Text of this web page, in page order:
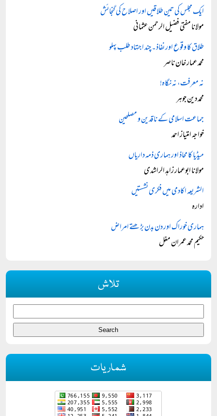
ایک مجلس کی تین طلاقیں اور اصلاح کی گنجائش
مولانا مفتی فضیل الرحمن عثمانی
طلاق کا وقوع اور نفاذ۔ چند اجتہاد طلب پہلو
محمد عمار خان ناصر
نہ معرفت، نہ نگاہ!
محمد دین جوہر
جماعت اسلامی کے ناقدین و مصلحین
خواجہ امتیاز احمد
میڈیا کا محاذ اور ہماری ذمہ داریاں
مولانا ابوعمار زاہد الراشدی
الشریعہ اکادمی میں فکری نشستیں
ادارہ
ہماری خوراک اور دن بدن بڑھتے امراض
حکیم محمد عمران مغل
تلاش
شماریات